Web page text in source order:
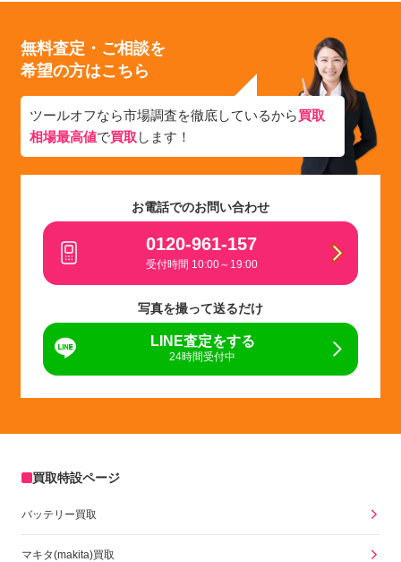
無料査定・ご相談を
希望の方はこちら
ツールオフなら市場調査を徹底しているから買取
相場最高値で買取 します！
お電話でのお問い合わせ
0120-961-157
受付時間 10:00～19:00
写真を撮って送るだけ
LINE査定をする
24時間受付中
買取特設ページ
バッテリー買取
マキタ(makita)買取